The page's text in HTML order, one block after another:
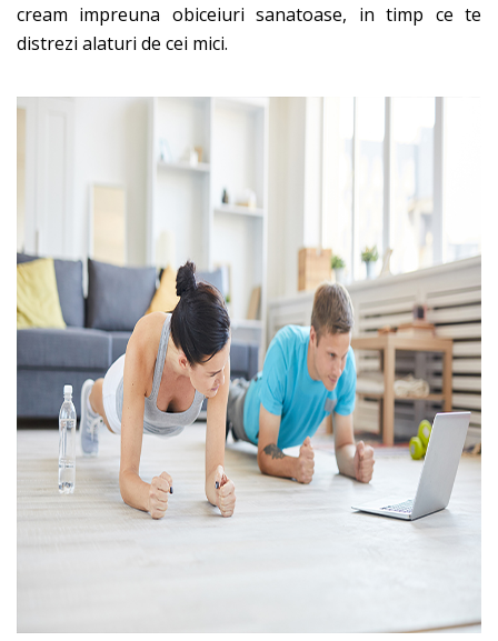
cream impreuna obiceiuri sanatoase, in timp ce te
distrezi alaturi de cei mici.